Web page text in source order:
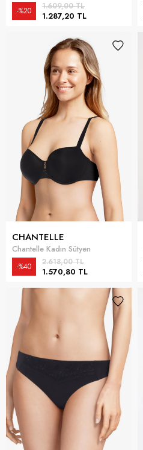
1.287,20 TL
1.609,00 TL
%20
CHANTELLE
Chantelle Kadın Sütyen
1.570,80 TL
2.618,00 TL
%40